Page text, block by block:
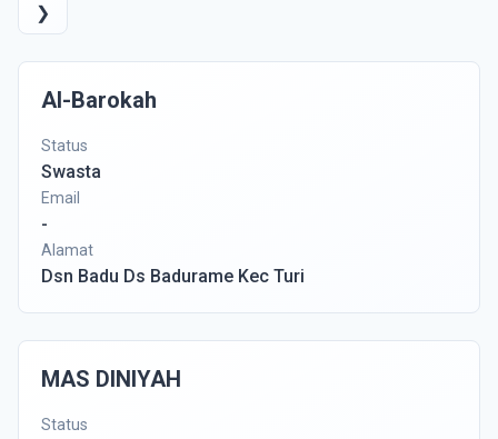
❯
Al-Barokah
Status
Swasta
Email
-
Alamat
Dsn Badu Ds Badurame Kec Turi
MAS DINIYAH
Status